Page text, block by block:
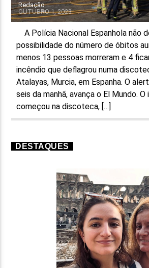
ON FM
Redação
OUTUBRO 1, 2023
A Polícia Nacional Espanhola não
possibilidade do número de óbitos
menos 13 pessoas morreram e 4
incêndio que deflagrou numa
Atalayas, Murcia, em Espanha. O
seis da manhã, avança o El Mundo.
começou na discoteca, […]
DESTAQUES